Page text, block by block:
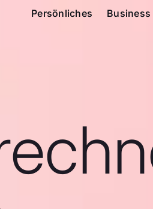
Persönliches Business